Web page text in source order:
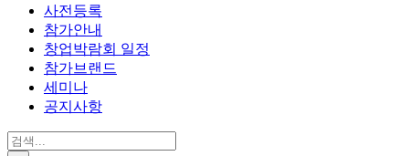
사전등록
참가안내
창업박람회 일정
참가브랜드
세미나
공지사항
검